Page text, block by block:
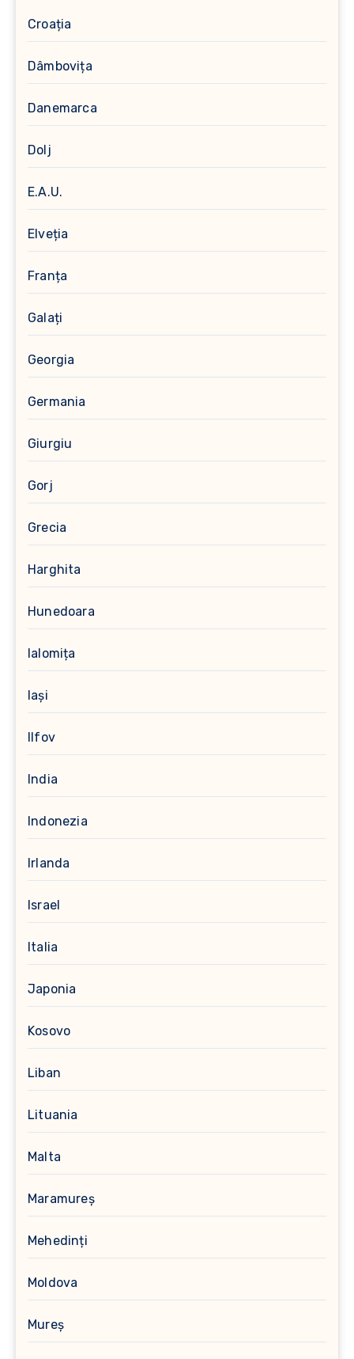
Croația
Dâmbovița
Danemarca
Dolj
E.A.U.
Elveția
Franța
Galați
Georgia
Germania
Giurgiu
Gorj
Grecia
Harghita
Hunedoara
Ialomița
Iași
Ilfov
India
Indonezia
Irlanda
Israel
Italia
Japonia
Kosovo
Liban
Lituania
Malta
Maramureș
Mehedinți
Moldova
Mureș